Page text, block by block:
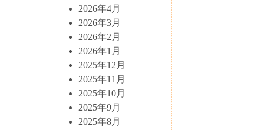
2026年4月
2026年3月
2026年2月
2026年1月
2025年12月
2025年11月
2025年10月
2025年9月
2025年8月